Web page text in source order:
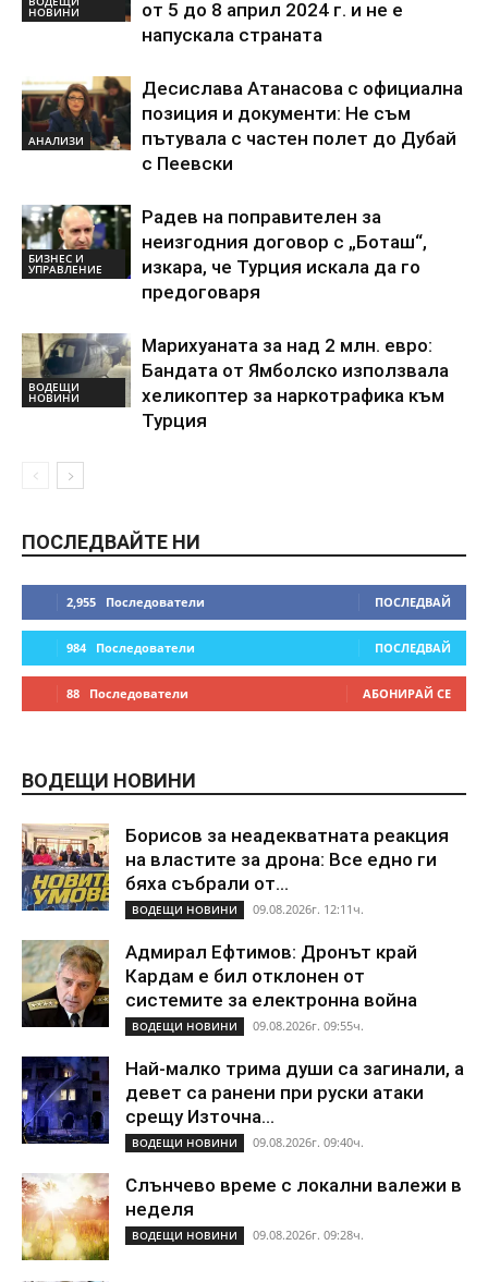
НОВИНИ
от 5 до 8 април 2024 г. и не е
напускала страната
АНАЛИЗИ
Десислава Атанасова с официална
позиция и документи: Не съм
пътувала с частен полет до Дубай
с Пеевски
БИЗНЕС И
УПРАВЛЕНИЕ
Радев на поправителен за
неизгодния договор с „Боташ“,
изкара, че Турция искала да го
предоговаря
ВОДЕЩИ
НОВИНИ
Марихуаната за над 2 млн. евро:
Бандата от Ямболско използвала
хеликоптер за наркотрафика към
Турция
ПОСЛЕДВАЙТЕ НИ
2,955 Последователи ПОСЛЕДВАЙ
984 Последователи ПОСЛЕДВАЙ
88 Последователи АБОНИРАЙ СЕ
ВОДЕЩИ НОВИНИ
Борисов за неадекватната реакция
на властите за дрона: Все едно ги
бяха събрали от...
ВОДЕЩИ НОВИНИ 09.08.2026г. 12:11ч.
Адмирал Ефтимов: Дронът край
Кардам е бил отклонен от
системите за електронна война
ВОДЕЩИ НОВИНИ 09.08.2026г. 09:55ч.
Най-малко трима души са загинали, а
девет са ранени при руски атаки
срещу Източна...
ВОДЕЩИ НОВИНИ 09.08.2026г. 09:40ч.
Слънчево време с локални валежи в
неделя
ВОДЕЩИ НОВИНИ 09.08.2026г. 09:28ч.